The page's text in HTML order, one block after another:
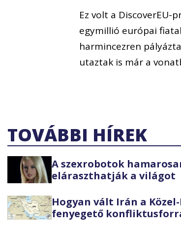
Ez volt a
egymillió európai
harmincezren
utaztak is már a
TOVÁBBI HÍREK
A szexrobotok
eláraszthatják a világot
Hogyan vált Irán a
fenyegető